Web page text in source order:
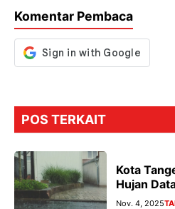
k
p
er
Komentar Pembaca
POS TERKAIT
Kota
Hujan
Nov. 4, 2025